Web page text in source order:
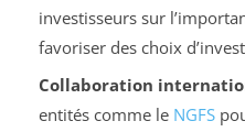
investisseurs sur
favoriser des choix
Collaboration
entités comme le NGFS